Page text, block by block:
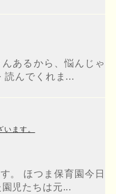
あるから、悩んじゃ
読んでくれま...
ます。
。 ほつま保育園今日
児たちは元...